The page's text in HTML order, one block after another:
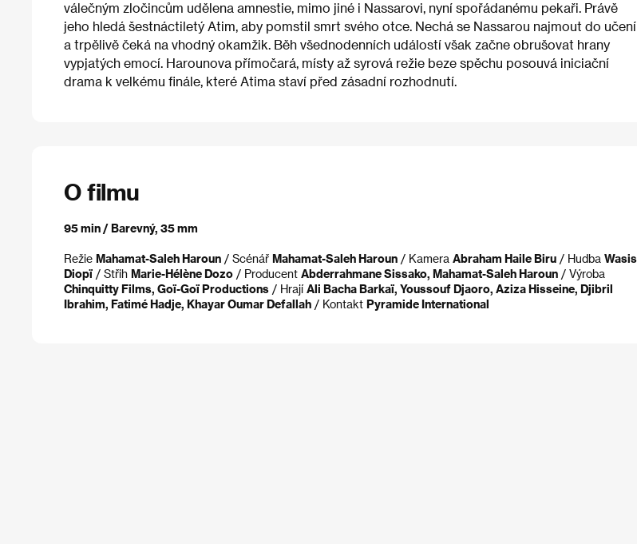
válečným zločincům udělena amnestie, mimo jiné i Nassarovi, nyní spořádanému pekaři. Právě
jeho hledá šestnáctiletý Atim, aby pomstil smrt svého otce. Nechá se Nassarou najmout do učení
a trpělivě čeká na vhodný okamžik. Běh všednodenních událostí však začne obrušovat hrany
vypjatých emocí. Harounova přímočará, místy až syrová režie beze spěchu posouvá iniciační
drama k velkému finále, které Atima staví před zásadní rozhodnutí.
O filmu
95 min / Barevný, 35 mm
Režie Mahamat-Saleh Haroun / Scénář Mahamat-Saleh Haroun / Kamera Abraham Haile Biru / Hudba Wasis
Diopï / Střih Marie-Hélène Dozo / Producent Abderrahmane Sissako, Mahamat-Saleh Haroun / Výroba
Chinquitty Films, Goï-Goï Productions / Hrají Ali Bacha Barkaï, Youssouf Djaoro, Aziza Hisseine, Djibril
Ibrahim, Fatimé Hadje, Khayar Oumar Defallah / Kontakt Pyramide International